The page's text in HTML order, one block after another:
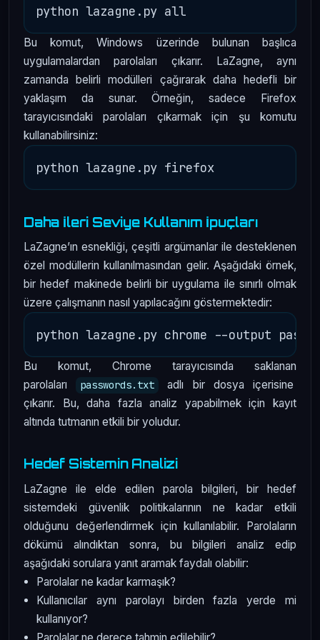
Bu komut, Windows üzerinde bulunan başlıca
uygulamalardan parolaları çıkarır. LaZagne, aynı
zamanda belirli modülleri çağırarak daha hedefli bir
yaklaşım da sunar. Örneğin, sadece Firefox
tarayıcısındaki parolaları çıkarmak için şu komutu
kullanabilirsiniz:
Daha İleri Seviye Kullanım İpuçları
LaZagne’ın esnekliği, çeşitli argümanlar ile desteklenen
özel modüllerin kullanılmasından gelir. Aşağıdaki örnek,
bir hedef makinede belirli bir uygulama ile sınırlı olmak
üzere çalışmanın nasıl yapılacağını göstermektedir:
Bu komut, Chrome tarayıcısında saklanan
parolaları
passwords.txt
adlı bir dosya içerisine
çıkarır. Bu, daha fazla analiz yapabilmek için kayıt
altında tutmanın etkili bir yoludur.
Hedef Sistemin Analizi
LaZagne ile elde edilen parola bilgileri, bir hedef
sistemdeki güvenlik politikalarının ne kadar etkili
olduğunu değerlendirmek için kullanılabilir. Parolaların
dökümü alındıktan sonra, bu bilgileri analiz edip
aşağıdaki sorulara yanıt aramak faydalı olabilir:
Parolalar ne kadar karmaşık?
Kullanıcılar aynı parolayı birden fazla yerde mi
kullanıyor?